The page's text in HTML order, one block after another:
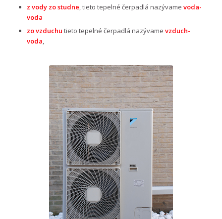
z vody zo studne, tieto tepelné čerpadlá nazývame voda-
voda
zo vzduchu tieto tepelné čerpadlá nazývame vzduch-
voda,